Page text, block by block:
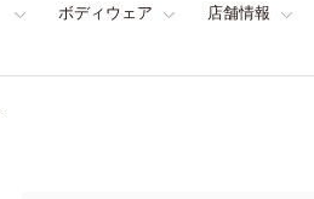
ボディウェア 店舗情報